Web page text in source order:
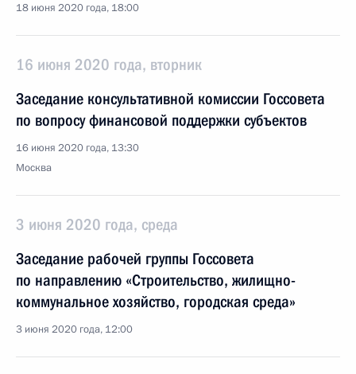
18 июня 2020 года, 18:00
16 июня 2020 года, вторник
Заседание консультативной комиссии Госсовета
по вопросу финансовой поддержки субъектов
16 июня 2020 года, 13:30
Москва
3 июня 2020 года, среда
Заседание рабочей группы Госсовета
по направлению «Строительство, жилищно-
коммунальное хозяйство, городская среда»
3 июня 2020 года, 12:00